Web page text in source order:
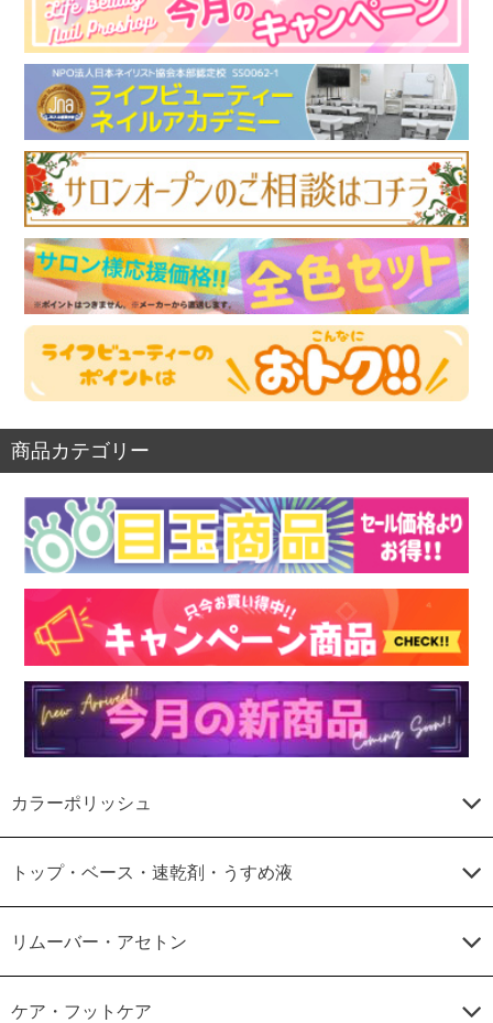
商品カテゴリー
カラーポリッシュ
トップ・ベース・速乾剤・うすめ液
リムーバー・アセトン
ケア・フットケア